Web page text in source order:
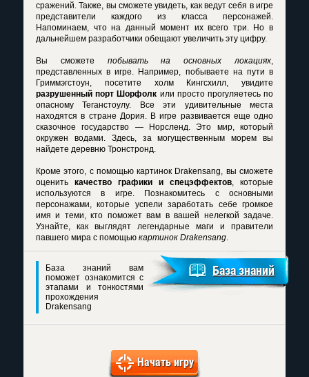
сражений. Также, вы сможете увидеть, как ведут себя в игре
представители каждого из класса персонажей.
Напоминаем, что на данный момент их всего три. Но в
дальнейшем разработчики обещают увеличить эту цифру.
Вы сможете побывать на основных локациях,
представленных в игре. Например, побываете на пути в
Гриммэгстоун, посетите холм Кингсхилл, увидите
разрушенный порт Шорфолк или просто прогуляетесь по
опасному Теганстоулу. Все эти удивительные места
находятся в стране Дория. В игре развивается еще одно
сказочное государство — Норсленд. Это мир, который
окружен водами. Здесь, за могущественным морем вы
найдете деревню Тронстронд.
Кроме этого, с помощьюкартинок Drakensang, вы сможете
оценить качество графики и спецэффектов, которые
используются в игре. Познакомитесь с основными
персонажами, которые успели заработать себе громкое
имя и теми, кто поможет вам в вашей нелегкой задаче.
Узнайте, как выглядят легендарные маги и правители
павшего мира с помощью картинок Drakensang.
База знаний вам
поможет ознакомится с
этапами и тонкостями
прохождения
Drakensang
База знаний
Начать игру